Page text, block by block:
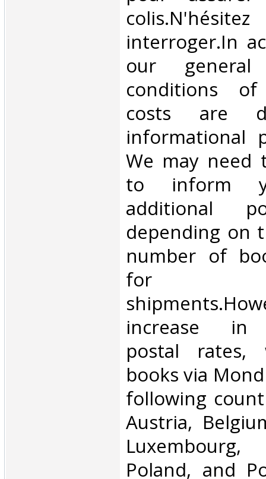
interroger.In
our
conditions of
costs are
informational
We may need
to inform
additional
depending on
number of
for
increase in
postal
books via
following
Austria,
Poland, and